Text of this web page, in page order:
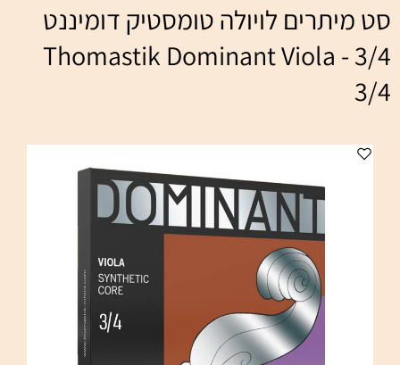
סט מיתרים לויולה טומסטיק דומיננט
3/4 Thomastik Dominant Viola -
3/4